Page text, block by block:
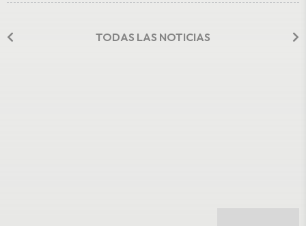
TODAS LAS NOTICIAS